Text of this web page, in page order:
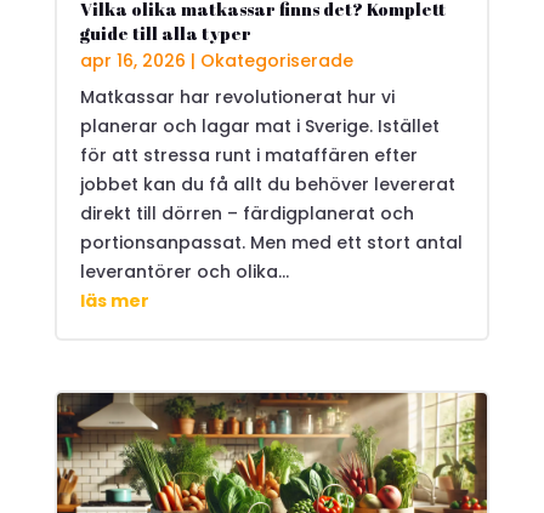
Vilka olika matkassar finns det? Komplett
guide till alla typer
apr 16, 2026 | Okategoriserade
Matkassar har revolutionerat hur vi
planerar och lagar mat i Sverige. Istället
för att stressa runt i mataffären efter
jobbet kan du få allt du behöver levererat
direkt till dörren – färdigplanerat och
portionsanpassat. Men med ett stort antal
leverantörer och olika...
läs mer